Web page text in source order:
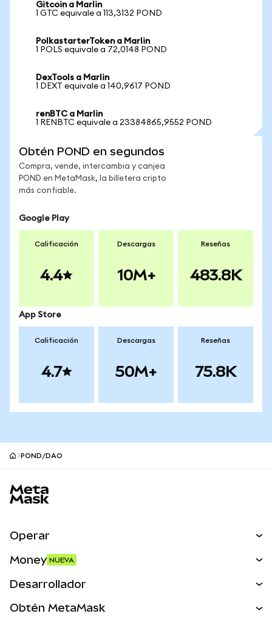
Gitcoin a Marlin
1 GTC equivale a 113,3132 POND
PolkastarterToken a Marlin
1 POLS equivale a 72,0148 POND
DexTools a Marlin
1 DEXT equivale a 140,9617 POND
renBTC a Marlin
1 RENBTC equivale a 23384865,9552 POND
Obtén POND en segundos
Compra, vende, intercambia y canjea
POND en MetaMask, la billetera cripto
más confiable.
Google Play
Calificación
4.4
Descargas
10M+
Reseñas
483.8K
App Store
Calificación
4.7
Descargas
50M+
Reseñas
75.8K
POND/DAO
Operar
Activos del mundo real
Money NUEVA
Desarrollador
Obtén MetaMask